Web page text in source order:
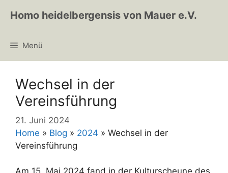
InhaltHomo heidelbergensis von Mauer e.V.
Menü
Wechsel in der
Vereinsführung
21. Juni 2024
Home » Blog » 2024 » Wechsel in der
Vereinsführung
Am 15. Mai 2024 fand in der Kulturscheune des